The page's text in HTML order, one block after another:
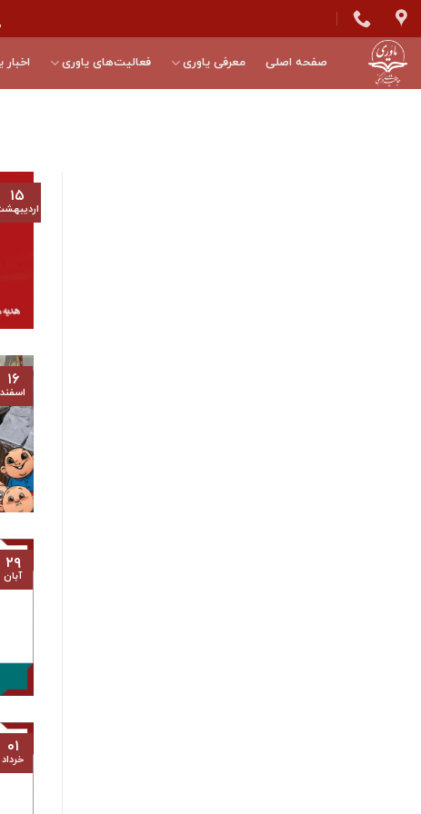
Skip
to
content
صفحه اصلی معرفی یاوری فعالیت‌های یاوری اخبار
۱۵
۱۶
اسفند
۲۹
آبان
۰۱
خرداد